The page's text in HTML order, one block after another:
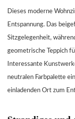
Dieses moderne
Entspannung. Das
Sitzgelegenheit,
geometrische Teppich
Interessante
neutralen Farbpalette
einladenden Ort zum